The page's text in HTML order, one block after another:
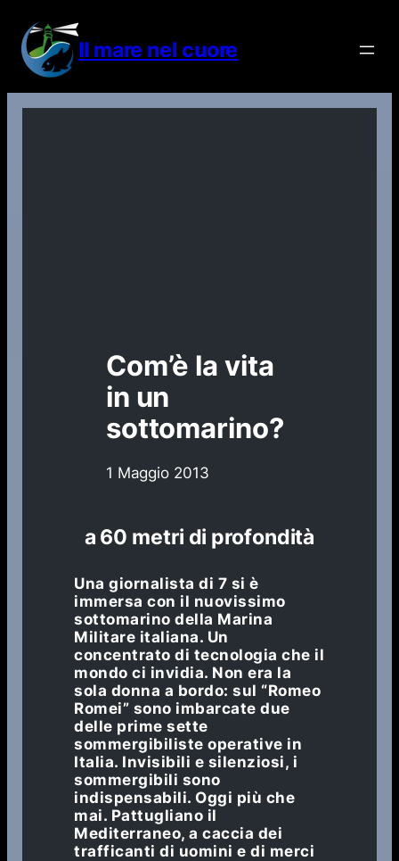
contenuto
Il mare nel cuore
Com’è la vita
in un
sottomarino?
1 Maggio 2013
a 60 metri di profondità
Una giornalista di 7 si è
immersa con il nuovissimo
sottomarino della Marina
Militare italiana. Un
concentrato di tecnologia che il
mondo ci invidia. Non era la
sola donna a bordo: sul “Romeo
Romei” sono imbarcate due
delle prime sette
sommergibiliste operative in
Italia. Invisibili e silenziosi, i
sommergibili sono
indispensabili. Oggi più che
mai. Pattugliano il
Mediterraneo, a caccia dei
trafficanti di uomini e di merci